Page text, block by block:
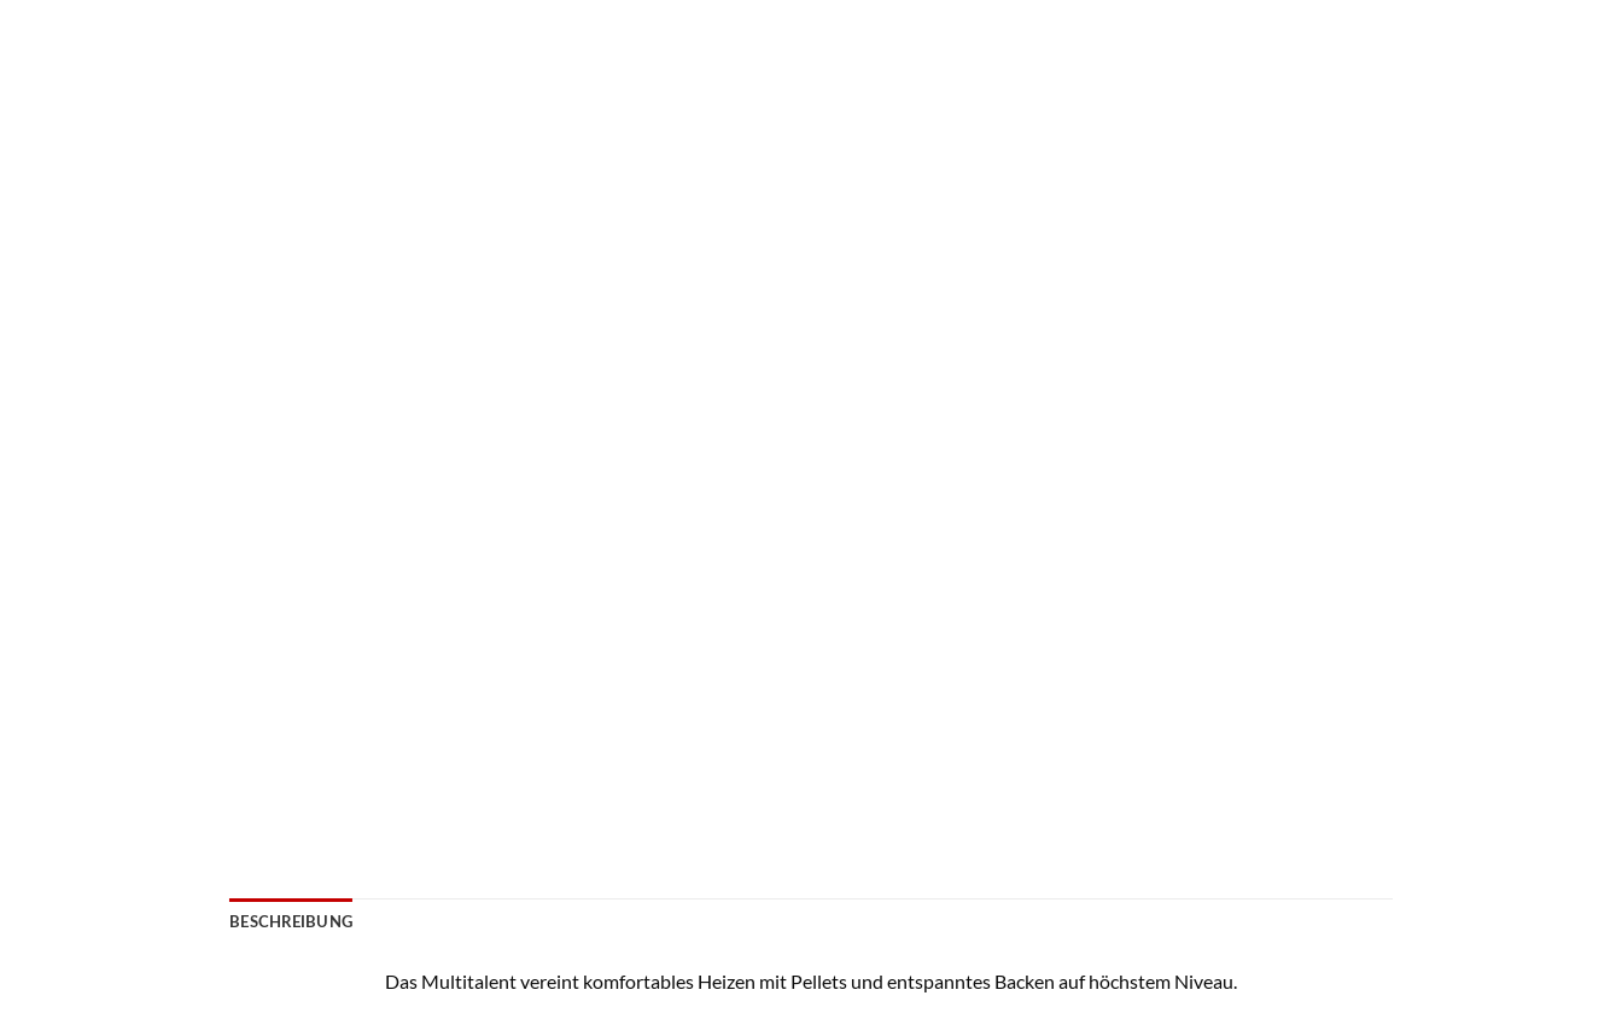
BESCHREIBUNG
Das Multitalent vereint komfortables Heizen mit Pellets und entspanntes Backen auf höchstem Niveau.